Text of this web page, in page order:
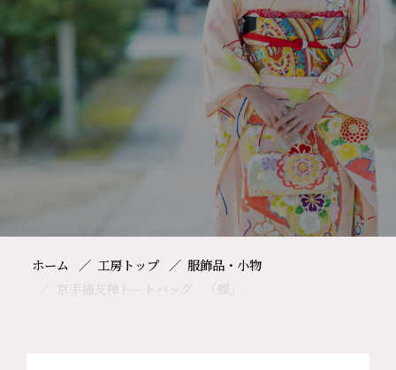
ホーム 工房トップ
服飾品・小物
京手描友禅トートバッグ 「蝶」